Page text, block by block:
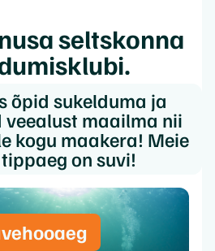
seltskonna
õpid sukelduma ja
maailma nii
kogu maakera! Meie
on suvi!